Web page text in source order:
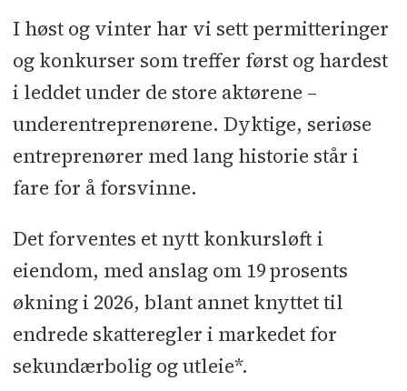
I høst og vinter har vi sett permitteringer
og konkurser som treffer først og hardest
i leddet under de store aktørene –
underentreprenørene. Dyktige, seriøse
entreprenører med lang historie står i
fare for å forsvinne.
Det forventes et nytt konkursløft i
eiendom, med anslag om 19 prosents
økning i 2026, blant annet knyttet til
endrede skatteregler i markedet for
sekundærbolig og utleie*.